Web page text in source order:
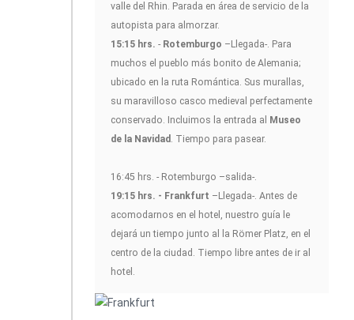
valle del Rhin. Parada en área de servicio de la
autopista para almorzar.
15:15 hrs. - Rotemburgo –Llegada-. Para
muchos el pueblo más bonito de Alemania;
ubicado en la ruta Romántica. Sus murallas,
su maravilloso casco medieval perfectamente
conservado. Incluimos la entrada al
Museo
de la Navidad . Tiempo para pasear.
16:45 hrs. - Rotemburgo –salida-.
19:15 hrs. - Frankfurt –Llegada-. Antes de
acomodarnos en el hotel, nuestro guía le
dejará un tiempo junto al la Römer Platz, en el
centro de la ciudad. Tiempo libre antes de ir al
hotel.